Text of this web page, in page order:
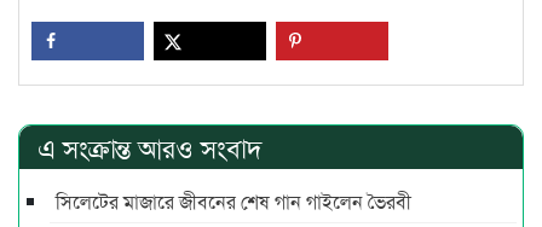
এ সংক্রান্ত আরও সংবাদ
সিলেটের মাজারে জীবনের শেষ গান গাইলেন ভৈরবী